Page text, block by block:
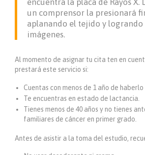
un comprensor la presionará
aplanando el tejido y logrando
imágenes.
Al momento de asignar tu cita ten en
prestará este servicio si:
Cuentas con menos de 1 año de haberlo
Te encuentras en estado de lactancia.
Tienes menos de 40 años y no tienes
familiares de cáncer en primer grado.
Antes de asistir a la toma del estudio,